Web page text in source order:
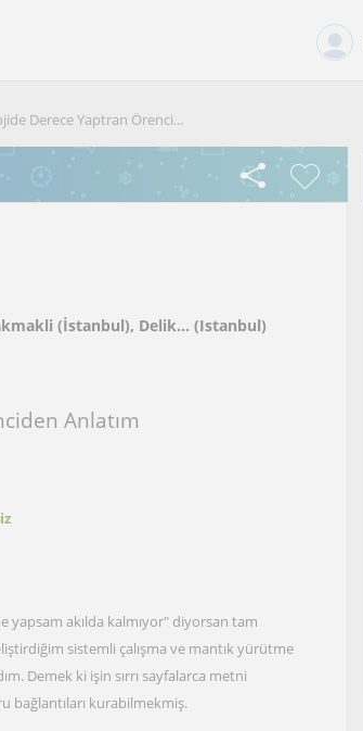
Derece Yaptran Örenci...
(İstanbul), Delik... (Istanbul)
Anlatım
yapsam akılda kalmıyor" diyorsan tam
sistemli çalışma ve mantık yürütme
Demek ki işin sırrı sayfalarca metni
bağlantıları kurabilmekmiş.